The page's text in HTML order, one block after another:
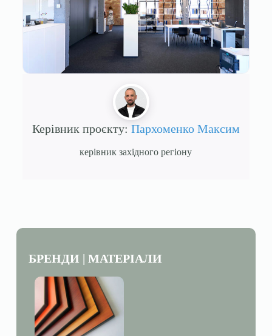
Керівник проєкту: Пархоменко Максим
керівник західного регіону
БРЕНДИ | МАТЕРІАЛИ